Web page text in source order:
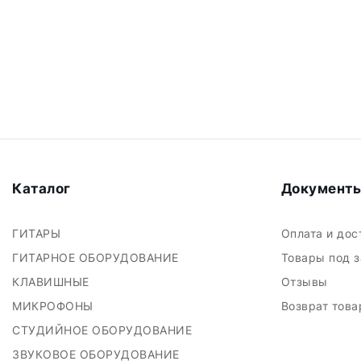
Каталог
ГИТАРЫ
ГИТАРНОЕ ОБОРУДОВАНИЕ
КЛАВИШНЫЕ
МИКРОФОНЫ
СТУДИЙНОЕ ОБОРУДОВАНИЕ
ЗВУКОВОЕ ОБОРУДОВАНИЕ
Оплата и
Товары под
Отзывы
Возврат